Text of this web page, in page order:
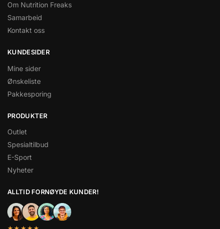
Om Nutrition Freaks
Samarbeid
Kontakt oss
KUNDESIDER
Mine sider
Ønskeliste
Pakkesporing
PRODUKTER
Outlet
Spesialtilbud
E-Sport
Nyheter
ALLTID FORNØYDE KUNDER!